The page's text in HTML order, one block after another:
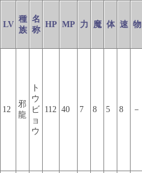
LV
種
族
名
称
HP MP 力 魔 体 速 物
12
邪
龍
ト
ウ
ビ
ョ
ウ
112 40 7 8 5 8 －